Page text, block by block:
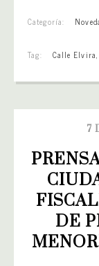
Categoría:
Tag: Calle Elvira,
7
DE